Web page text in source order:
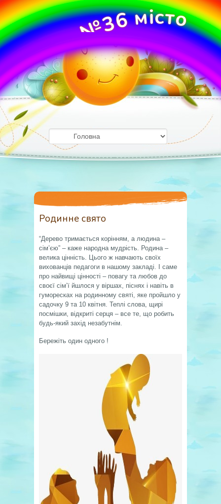
З
ДО№36місто
Ужг
ор
о
д
Родинне свято
“Дерево тримається корінням, а людина –
сім’єю” – каже народна мудрість. Родина –
велика цінність. Цього ж навчають своїх
вихованців педагоги в нашому закладі. І саме
про найвищі цінності – повагу та любов до
своєї сім’ї йшлося у віршах, піснях і навіть в
гуморесках на родинному святі, яке пройшло у
садочку 9 та 10 квітня. Теплі слова, щирі
посмішки, відкриті серця – все те, що робить
будь-який захід незабутнім.
Бережіть один одного !